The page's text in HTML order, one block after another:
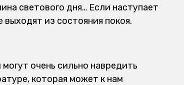
светового дня… Если наступает
выходят из состояния покоя.
очень сильно навредить
которая может к нам